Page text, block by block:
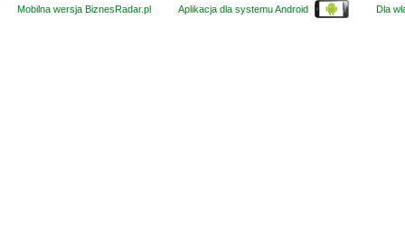
Mobilna wersja BiznesRadar.pl
Aplikacja dla systemu Android Dla